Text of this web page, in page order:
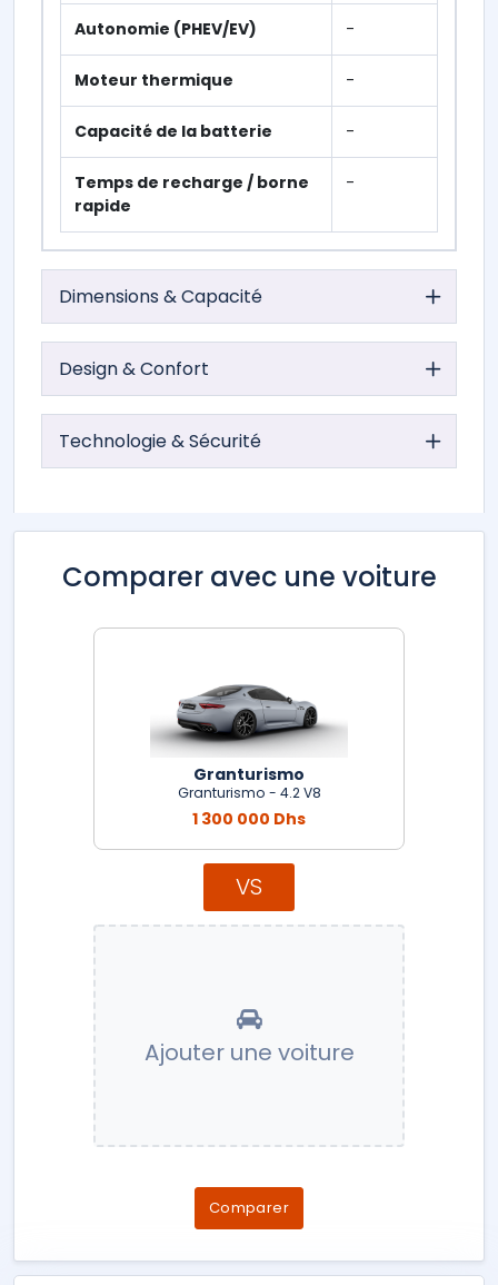
Autonomie (PHEV/EV) -
Moteur thermique -
Capacité de la batterie -
Temps de recharge / borne
rapide
-
Dimensions & Capacité
Design & Confort
Technologie & Sécurité
Comparer avec une voiture
Granturismo
Granturismo - 4.2 V8
1 300 000 Dhs
VS
Ajouter une voiture
Comparer